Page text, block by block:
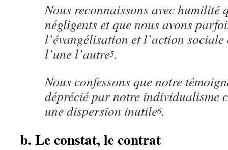
Nous reconnaissons avec humilité
négligents et que nous avons
l’évangélisation et l’action sociale
l’une l’autre5.
Nous confessons que notre
déprécié par notre individualisme
une dispersion inutile6.
b. Le constat, le contrat